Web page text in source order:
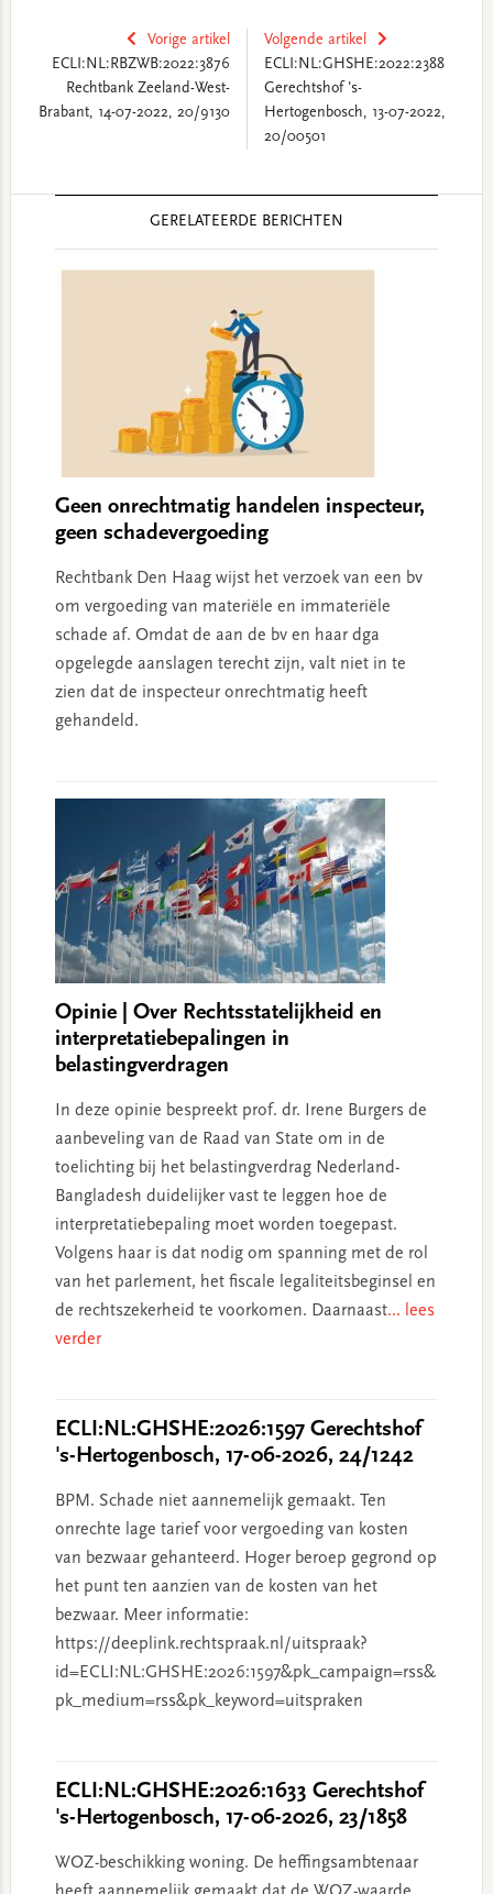
Vorige artikel
ECLI:NL:RBZWB:2022:3876
Rechtbank Zeeland-West-
Brabant, 14-07-2022, 20/9130
Volgende artikel
ECLI:NL:GHSHE:2022:2388
Gerechtshof 's-
Hertogenbosch, 13-07-2022,
20/00501
GERELATEERDE BERICHTEN
Geen onrechtmatig handelen inspecteur,
geen schadevergoeding
Rechtbank Den Haag wijst het verzoek van een bv
om vergoeding van materiële en immateriële
schade af. Omdat de aan de bv en haar dga
opgelegde aanslagen terecht zijn, valt niet in te
zien dat de inspecteur onrechtmatig heeft
gehandeld.
Opinie | Over Rechtsstatelijkheid en
interpretatiebepalingen in
belastingverdragen
In deze opinie bespreekt prof. dr. Irene Burgers de
aanbeveling van de Raad van State om in de
toelichting bij het belastingverdrag Nederland-
Bangladesh duidelijker vast te leggen hoe de
interpretatiebepaling moet worden toegepast.
Volgens haar is dat nodig om spanning met de rol
van het parlement, het fiscale legaliteitsbeginsel en
de rechtszekerheid te voorkomen. Daarnaast... lees
verder
ECLI:NL:GHSHE:2026:1597 Gerechtshof
's-Hertogenbosch, 17-06-2026, 24/1242
BPM. Schade niet aannemelijk gemaakt. Ten
onrechte lage tarief voor vergoeding van kosten
van bezwaar gehanteerd. Hoger beroep gegrond op
het punt ten aanzien van de kosten van het
bezwaar. Meer informatie:
https://deeplink.rechtspraak.nl/uitspraak?
id=ECLI:NL:GHSHE:2026:1597&pk_campaign=rss&
pk_medium=rss&pk_keyword=uitspraken
ECLI:NL:GHSHE:2026:1633 Gerechtshof
's-Hertogenbosch, 17-06-2026, 23/1858
WOZ-beschikking woning. De heffingsambtenaar